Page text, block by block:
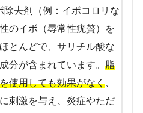
除去剤（例：イボコロリな
のイボ（尋常性疣贅）を
とんどで、サリチル酸な
分が含まれています。 脂
使用しても効果がなく、
刺激を与え、炎症やただ